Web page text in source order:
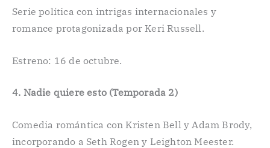
Serie política con intrigas internacionales y
romance protagonizada por Keri Russell.
Estreno: 16 de octubre.
4. Nadie quiere esto (Temporada 2)
Comedia romántica con Kristen Bell y Adam Brody,
incorporando a Seth Rogen y Leighton Meester.